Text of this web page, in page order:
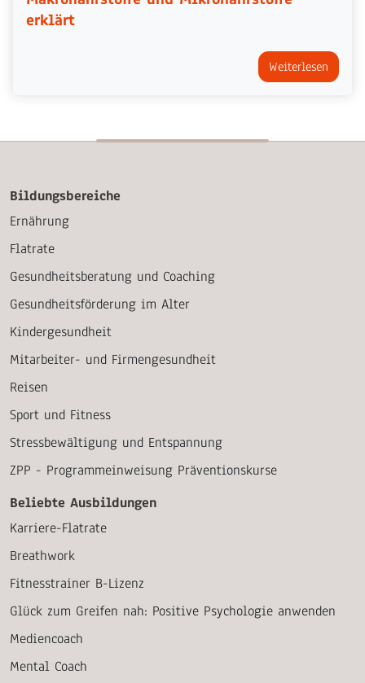
erklärt
Weiterlesen
Bildungsbereiche
Ernährung
Flatrate
Gesundheitsberatung und Coaching
Gesundheitsförderung im Alter
Kindergesundheit
Mitarbeiter- und Firmengesundheit
Reisen
Sport und Fitness
Stressbewältigung und Entspannung
ZPP - Programmeinweisung Präventionskurse
Beliebte Ausbildungen
Karriere-Flatrate
Breathwork
Fitnesstrainer B-Lizenz
Glück zum Greifen nah: Positive Psychologie anwenden
Mediencoach
Mental Coach